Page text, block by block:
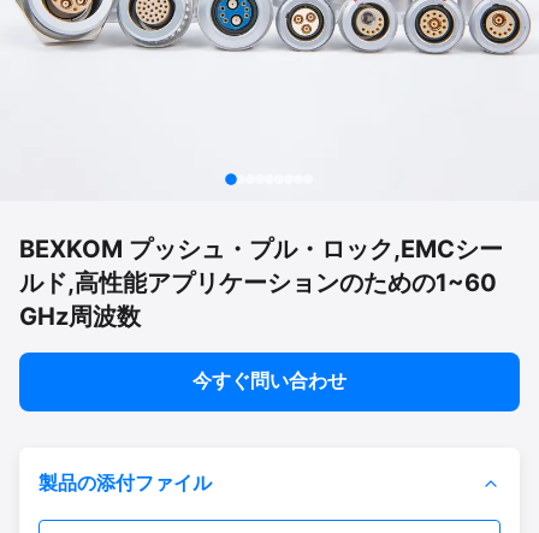
BEXKOM プッシュ・プル・ロック,EMCシー
ルド,高性能アプリケーションのための1~60
GHz周波数
今すぐ問い合わせ
製品の添付ファイル